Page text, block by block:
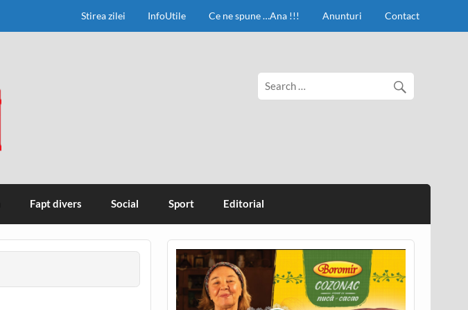
Stirea zilei InfoUtile Ce ne spune …Ana !!! Anunturi Contact
Fapt divers Social Sport Editorial